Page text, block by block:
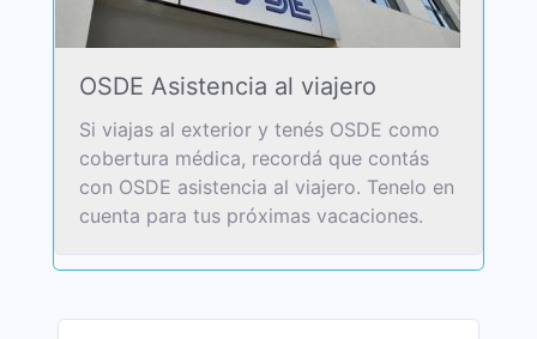
OSDE Asistencia al viajero
Si viajas al exterior y tenés OSDE como
cobertura médica, recordá que contás
con OSDE asistencia al viajero. Tenelo en
cuenta para tus próximas vacaciones.